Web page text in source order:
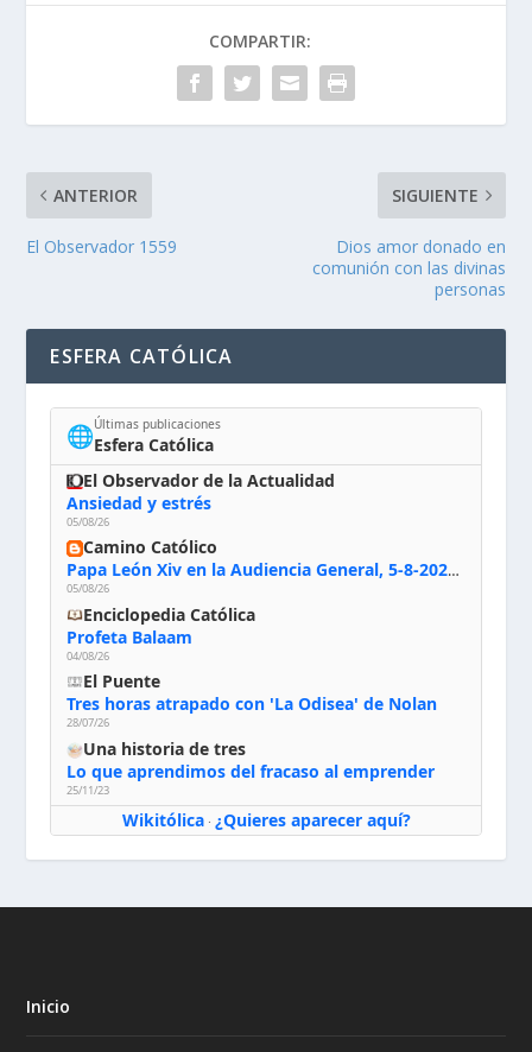
COMPARTIR:
ANTERIOR
El Observador 1559
SIGUIENTE
Dios amor donado en
comunión con las divinas
personas
ESFERA CATÓLICA
🌐Últimas publicaciones
Esfera Católica
El Observador de la Actualidad
Ansiedad y estrés
05/08/26
Camino Católico
Papa León Xiv en la Audiencia General, 5-8-2026: «Dios en el primer puesto; la oración, nuestra primera obligación; la liturgia, la primera fuente de la vida divina que se nos comunica, la primera escuela de nuestra vida espiritual»
05/08/26
Enciclopedia Católica
Profeta Balaam
04/08/26
El Puente
Tres horas atrapado con 'La Odisea' de Nolan
28/07/26
Una historia de tres
Lo que aprendimos del fracaso al emprender
25/11/23
Wikitólica· ¿Quieres aparecer aquí?
Inicio